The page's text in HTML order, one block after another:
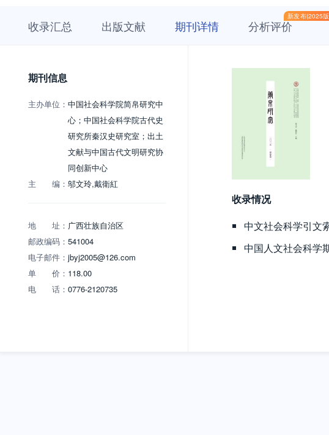
收录汇总 出版文献 期刊详情
新发布(2025
分析评价
期刊信息
主办单位： 中国社会科学院简帛研究中
心；中国社会科学院古代史
研究所秦汉史研究室；出土
文献与中国古代文明研究协
同创新中心
主 编： 邬文玲,戴衛紅
地 址： 广西壮族自治区
邮政编码： 541004
电子邮件： jbyj2005@126.com
单 价： 118.00
电 话： 0776-2120735
收录情况
中文社会科学引文
中国人文社会科学